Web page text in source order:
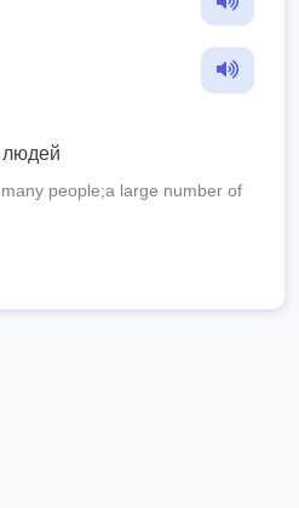
людей
people;a large number of